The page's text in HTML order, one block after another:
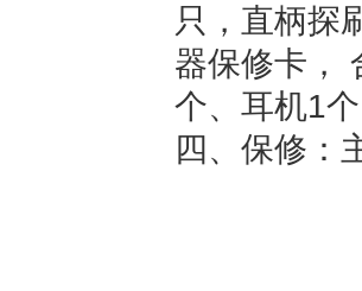
只，直柄探
器保修卡，
个、耳机1
四、保修：